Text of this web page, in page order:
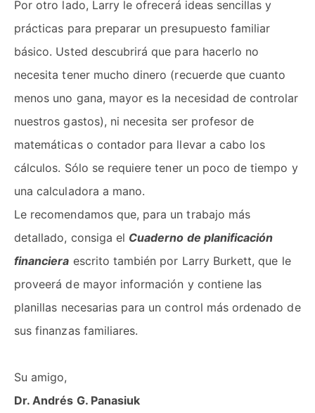
Por otro lado, Larry le ofrecerá ideas sencillas y
prácticas para preparar un presupuesto familiar
básico. Usted descubrirá que para hacerlo no
necesita tener mucho dinero (recuerde que cuanto
menos uno gana, mayor es la necesidad de controlar
nuestros gastos), ni necesita ser profesor de
matemáticas o contador para llevar a cabo los
cálculos. Sólo se requiere tener un poco de tiempo y
una calculadora a mano.
Le recomendamos que, para un trabajo más
detallado, consiga el Cuaderno de planificación
financiera escrito también por Larry Burkett, que le
proveerá de mayor información y contiene las
planillas necesarias para un control más ordenado de
sus finanzas familiares.
Su amigo,
Dr. Andrés G. Panasiuk